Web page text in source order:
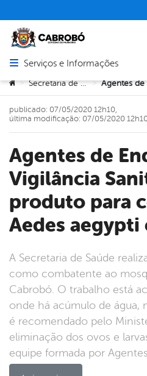
Abrir menu principal de
Serviços e Informações
Você está aqui:
> Secretaria de Saúde >
Agentes de Endemias e
Vigilância
produto para
Aedes aegypti
A Secretaria de Saúde realiza a aplicação de produto
como combatente ao
Cabrobó. O trabalho está
onde há acúmulo de água,
é recomendado pelo
eliminação dos ovos e
equipe formada por
publicado: 07/05/2020 12h10,
última modificação: 07/05/2020